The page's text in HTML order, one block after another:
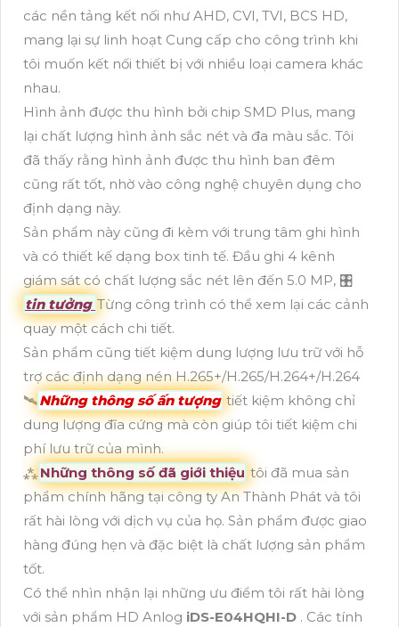
các nền tảng kết nối như AHD, CVI, TVI, BCS HD,
mang lại sự linh hoạt Cung cấp cho công trình khi
tôi muốn kết nối thiết bị với nhiều loại camera khác
nhau.
Hình ảnh được thu hình bởi chip SMD Plus, mang
lại chất lượng hình ảnh sắc nét và đa màu sắc. Tôi
đã thấy rằng hình ảnh được thu hình ban đêm
cũng rất tốt, nhờ vào công nghệ chuyên dụng cho
định dạng này.
Sản phẩm này cũng đi kèm với trung tâm ghi hình
và có thiết kế dạng box tinh tế. Đầu ghi 4 kênh
giám sát có chất lượng sắc nét lên đến 5.0 MP, 🎛
tin tưởng Từng công trình có thể xem lại các cảnh
quay một cách chi tiết.
Sản phẩm cũng tiết kiệm dung lượng lưu trữ với hỗ
trợ các định dạng nén H.265+/H.265/H.264+/H.264
🛰Những thông số ấn tượng tiết kiệm không chỉ
dung lượng đĩa cứng mà còn giúp tôi tiết kiệm chi
phí lưu trữ của mình.
⁂Những thông số đã giới thiệu tôi đã mua sản
phẩm chính hãng tại công ty An Thành Phát và tôi
rất hài lòng với dịch vụ của họ. Sản phẩm được giao
hàng đúng hẹn và đặc biệt là chất lượng sản phẩm
tốt.
Có thể nhìn nhận lại những ưu điểm tôi rất hài lòng
với sản phẩm HD Anlog iDS-E04HQHI-D . Các tính